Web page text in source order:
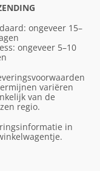
ongeveer 15–
ongeveer 5–10
variëren
van de
regio.
in